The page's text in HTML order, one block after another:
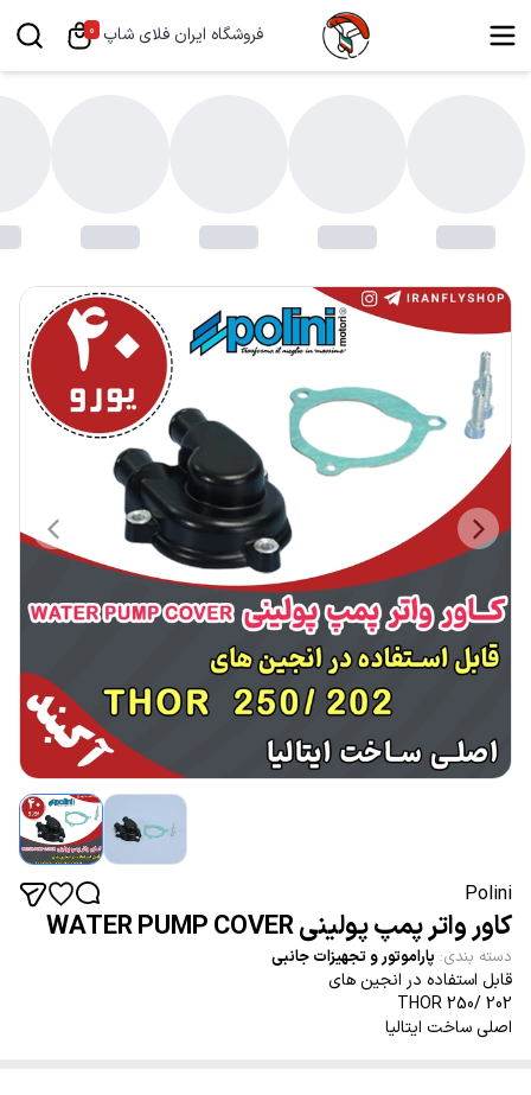
فروشگاه ایران فلای شاپ 0
Polini
کاور واتر پمپ پولینی WATER PUMP COVER
دسته بندی: پاراموتور و تجهیزات جانبی
قابل استفاده در انجین های
202 /250 THOR
اصلی ساخت ایتالیا